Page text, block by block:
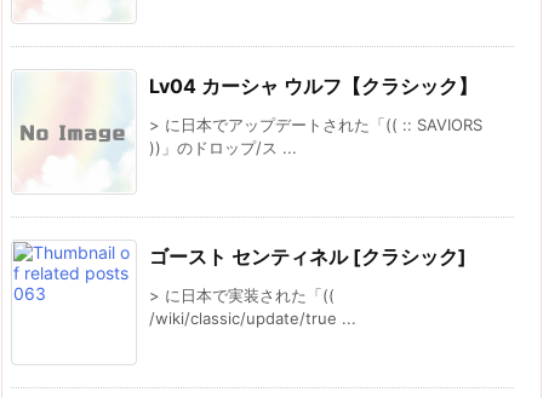
Lv04 カーシャ ウルフ【クラシック】
> に日本でアップデートされた「(( :: SAVIORS
))」のドロップ/ス ...
ゴースト センティネル [クラシック]
> に日本で実装された「((
/wiki/classic/update/true ...